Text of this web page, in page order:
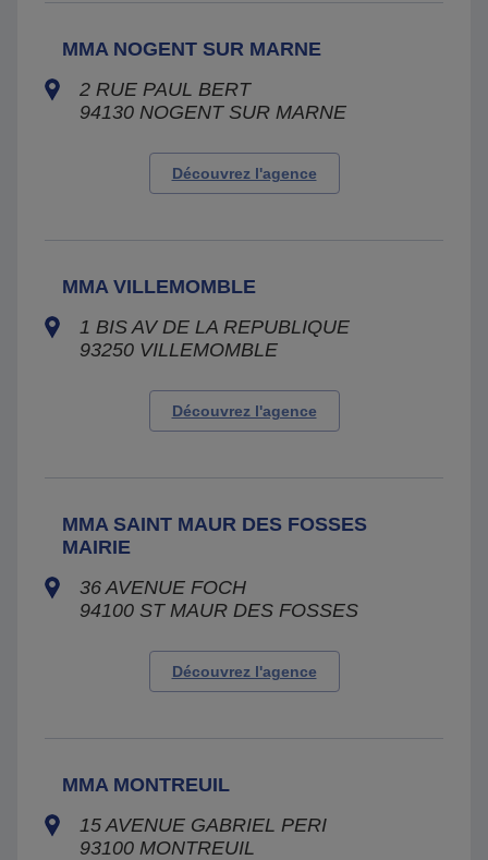
MMA NOGENT SUR MARNE
2 RUE PAUL BERT
94130 NOGENT SUR MARNE
Découvrez l'agence
MMA VILLEMOMBLE
1 BIS AV DE LA REPUBLIQUE
93250 VILLEMOMBLE
Découvrez l'agence
MMA SAINT MAUR DES FOSSES
MAIRIE
36 AVENUE FOCH
94100 ST MAUR DES FOSSES
Découvrez l'agence
MMA MONTREUIL
15 AVENUE GABRIEL PERI
93100 MONTREUIL